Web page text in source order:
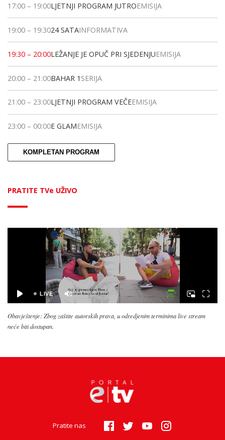
17:00 – 19:00LJETNJI PROGRAM JUTROEMISIJA
19:00 – 19:3024 SATAINFORMATIVA
19:30 – 20:00LEŽANJE JE OPUČ PRI SJEDENJUEMISIJA
20:00 – 21:00BAHAR 1 SERIJA
21:00 – 23:00LJETNJI PROGRAM VEČEEMISIJA
23:00 – 00:00E GLAMEMISIJA
KOMPLETAN PROGRAM
PRATITE TVe UŽIVO
Obavještenje: Zbog zaštite autorskih prava, u odredjenim terminima live stream
neće biti dostupan.
Pratite nas